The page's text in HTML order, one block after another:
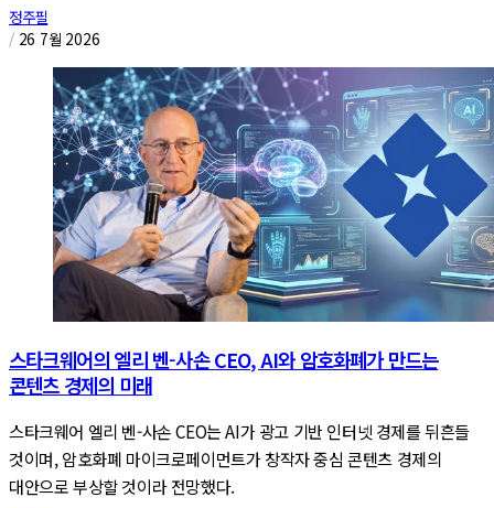
정주필
/ 26 7월 2026
스타크웨어의 엘리 벤-사손 CEO, AI와 암호화폐가 만드는
콘텐츠 경제의 미래
스타크웨어 엘리 벤-사손 CEO는 AI가 광고 기반 인터넷 경제를 뒤흔들
것이며, 암호화폐 마이크로페이먼트가 창작자 중심 콘텐츠 경제의
대안으로 부상할 것이라 전망했다.